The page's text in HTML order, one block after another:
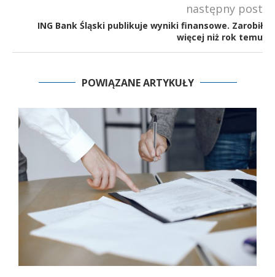
następny post
ING Bank Śląski publikuje wyniki finansowe. Zarobił
więcej niż rok temu
POWIĄZANE ARTYKUŁY